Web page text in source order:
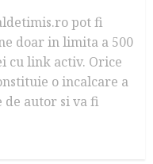
pot fi
doar in limita a 500
cu link activ. Orice
o incalcare a
autor si va fi